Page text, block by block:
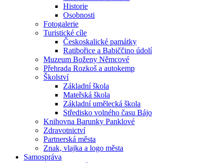
Historie
Osobnosti
Fotogalerie
Turistické cíle
Českoskalické památky
Ratibořice a Babiččino údolí
Muzeum Boženy Němcové
Přehrada Rozkoš a autokemp
Školství
Základní škola
Mateřská škola
Základní umělecká škola
Středisko volného času Bájo
Knihovna Barunky Panklové
Zdravotnictví
Partnerská města
Znak, vlajka a logo města
Samospráva